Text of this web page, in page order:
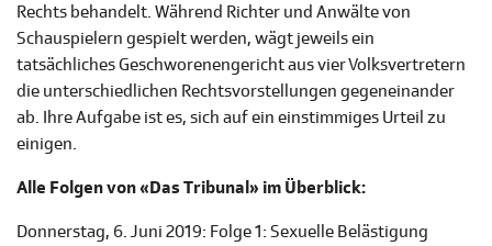
Rechts behandelt. Während Richter und Anwälte von
Schauspielern gespielt werden, wägt jeweils ein
tatsächliches Geschworenengericht aus vier Volksvertretern
die unterschiedlichen Rechtsvorstellungen gegeneinander
ab. Ihre Aufgabe ist es, sich auf ein einstimmiges Urteil zu
einigen.
Alle Folgen von «Das Tribunal» im Überblick:
Donnerstag, 6. Juni 2019: Folge 1: Sexuelle Belästigung